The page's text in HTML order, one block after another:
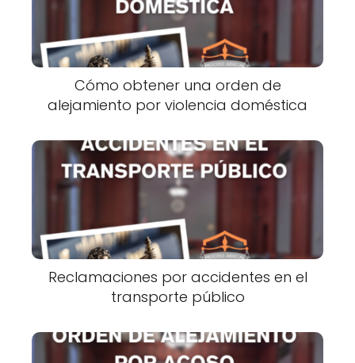
Cómo obtener una orden de
alejamiento por violencia doméstica
Reclamaciones por accidentes en el
transporte público